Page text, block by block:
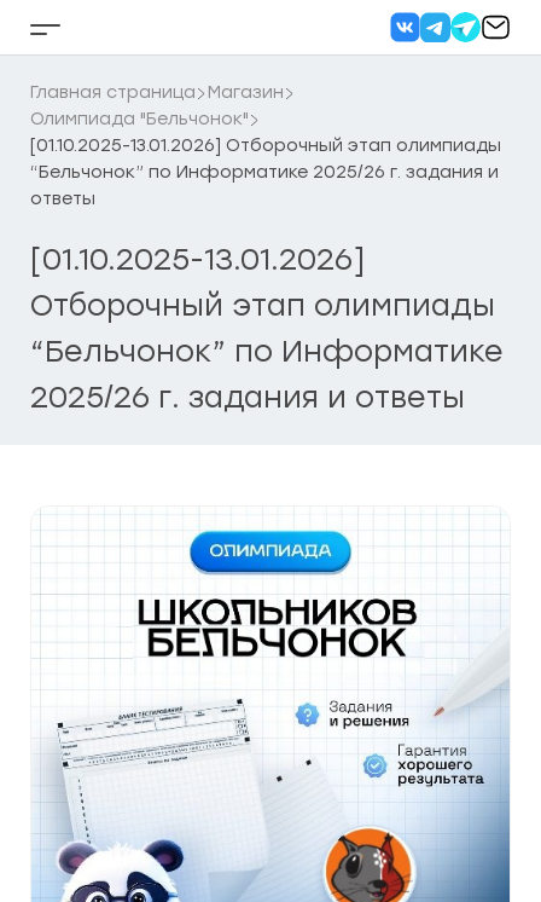
Кнопка
бокового
меню
Главная страница
Магазин
Олимпиада "Бельчонок"
[01.10.2025-13.01.2026] Отборочный этап олимпиады
“Бельчонок” по Информатике 2025/26 г. задания и
ответы
[01.10.2025-13.01.2026]
Отборочный этап олимпиады
“Бельчонок” по Информатике
2025/26 г. задания и ответы